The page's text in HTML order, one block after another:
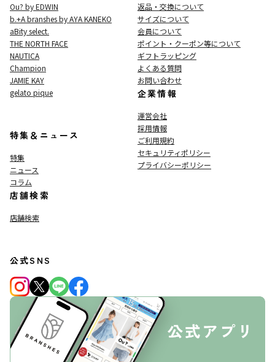
Ou? by EDWIN
b.+A branshes by AYA KANEKO
aBity select.
THE NORTH FACE
NAUTICA
Champion
JAMIE KAY
gelato pique
特集＆ニュース
特集
ニュース
コラム
店舗検索
店舗検索
返品・交換について
サイズについて
会員について
ポイント・クーポン等について
ギフトラッピング
よくある質問
お問い合わせ
企業情報
運営会社
採用情報
ご利用規約
セキュリティポリシー
プライバシーポリシー
公式SNS